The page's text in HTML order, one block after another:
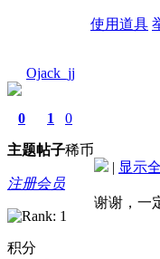
使用道具
Ojack_jj
0
主题
1
帖子
0
稀币
注册会员
积分
| 显示
谢谢，一